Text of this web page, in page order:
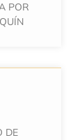
POR
DE